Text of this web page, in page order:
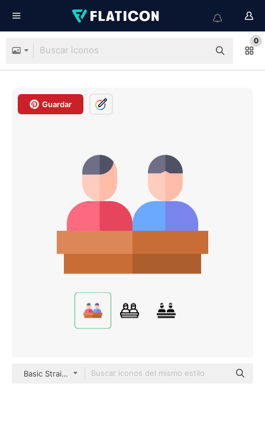
0
Guardar
Basic Straight Flat